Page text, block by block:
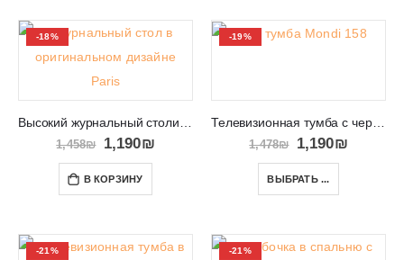
-18%
Высокий журнальный столик с ассиметричными ножками Paris
1,458₪ 1,190₪
В КОРЗИНУ
-19%
Телевизионная тумба с черными ножками Mondi 158
1,478₪ 1,190₪
ВЫБРАТЬ ...
-21% -21%